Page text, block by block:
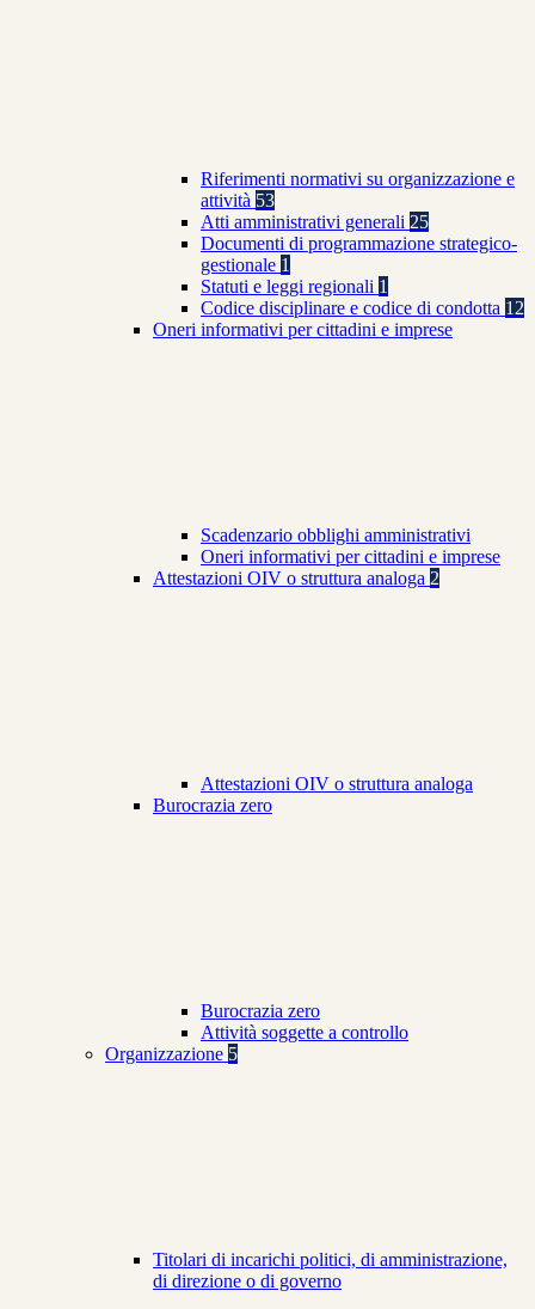
Riferimenti normativi su organizzazione e
attività 53
Atti amministrativi generali 25
Documenti di programmazione strategico-
gestionale 1
Statuti e leggi regionali 1
Codice disciplinare e codice di condotta 12
Oneri informativi per cittadini e imprese
Scadenzario obblighi amministrativi
Oneri informativi per cittadini e imprese
Attestazioni OIV o struttura analoga 2
Attestazioni OIV o struttura analoga
Burocrazia zero
Burocrazia zero
Attività soggette a controllo
Organizzazione 5
Titolari di incarichi politici, di amministrazione,
di direzione o di governo